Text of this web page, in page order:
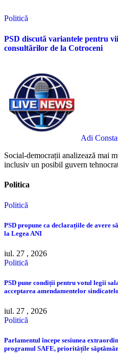
Politică
PSD discută variantele pentru
consultărilor de la Cotroceni
Adi
Social-democrații analizează mai multe scenarii de majoritate,
inclusiv un posibil guvern
Politica
Politică
PSD propune ca declarațiile de avere
la Legea ANI
iul. 27 , 2026
Politică
PSD pune condiții pentru votul legii
acceptarea amendamentelor
iul. 27 , 2026
Politică
Parlamentul începe sesiunea
programul SAFE, prioritățile